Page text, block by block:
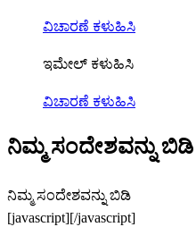
ವಿಚಾರಣೆ ಕಳುಹಿಸಿ
ಇಮೇಲ್ ಕಳುಹಿಸಿ
ವಿಚಾರಣೆ ಕಳುಹಿಸಿ
ನಿಮ್ಮ ಸಂದೇಶವನ್ನು ಬಿಡಿ
ನಿಮ್ಮ ಸಂದೇಶವನ್ನು ಬಿಡಿ
[javascript][/javascript]